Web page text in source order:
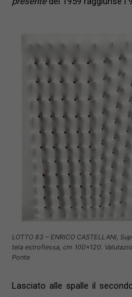
LOTTO 83 – ENRICO CASTELLANI,
tela estroflessa, cm 100×120.
Ponte
Lasciato alle spalle il